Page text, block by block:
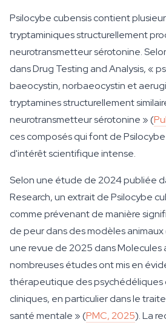
Psilocybe cubensis contient
tryptaminiques structurellement
neurotransmetteur sérotonine.
dans Drug Testing and Analysis, «
baeocystin, norbaeocystin et
tryptamines structurellement
neurotransmetteur sérotonine » (
ces composés qui font de
d'intérêt scientifique intense.
Selon une étude de 2024 publiée
Research, un extrait de Psilocybe
comme prévenant de manière
de peur dans des modèles animaux
une revue de 2025 dans Molecules
nombreuses études ont mis en
thérapeutique des psychédéliques
cliniques, en particulier dans le
santé mentale » (PMC, 2025). La